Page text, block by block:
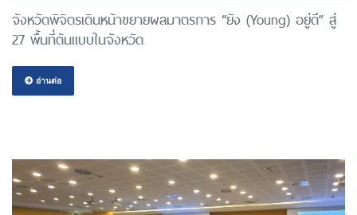
จังหวัดพิจิตรเดินหน้าขยายผลมาตรการ “ยัง (Young) อยู่ดี” สู่
27 พื้นที่ต้นแบบในจังหวัด
อ่านต่อ